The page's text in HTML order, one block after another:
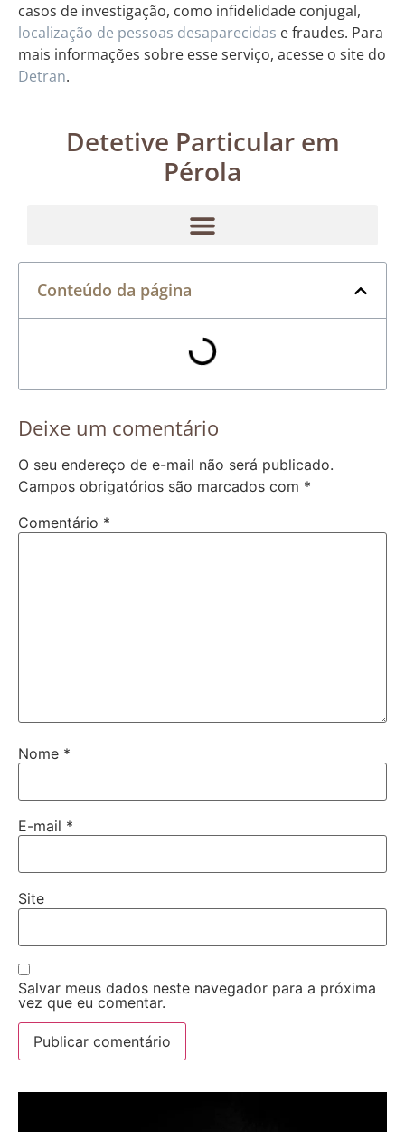
casos de investigação, como infidelidade conjugal,
localização de pessoas desaparecidas e fraudes. Para
mais informações sobre esse serviço, acesse o site do
Detran.
Detetive Particular em
Pérola
Conteúdo da página
Deixe um comentário
O seu endereço de e-mail não será publicado.
Campos obrigatórios são marcados com *
Comentário *
Nome *
E-mail *
Site
Salvar meus dados neste navegador para a próxima
vez que eu comentar.